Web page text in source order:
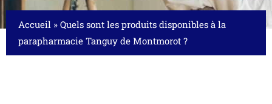
Accueil » Quels sont les produits disponibles à la
parapharmacie Tanguy de Montmorot ?